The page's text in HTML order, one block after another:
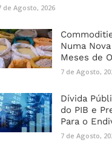
de Agosto, 2026
Numa
Meses de
7 de Agosto,
Dívida
do PIB e
Para o
7 de Agosto,